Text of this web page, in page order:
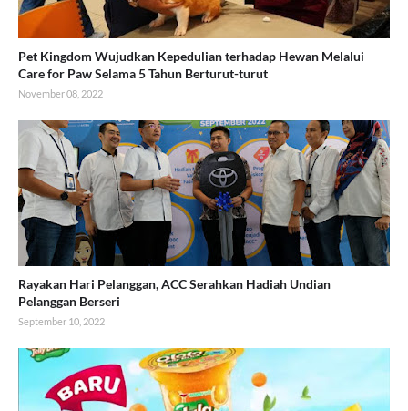
Pet Kingdom Wujudkan Kepedulian terhadap Hewan Melalui
Care for Paw Selama 5 Tahun Berturut-turut
November 08, 2022
Rayakan Hari Pelanggan, ACC Serahkan Hadiah Undian
Pelanggan Berseri
September 10, 2022